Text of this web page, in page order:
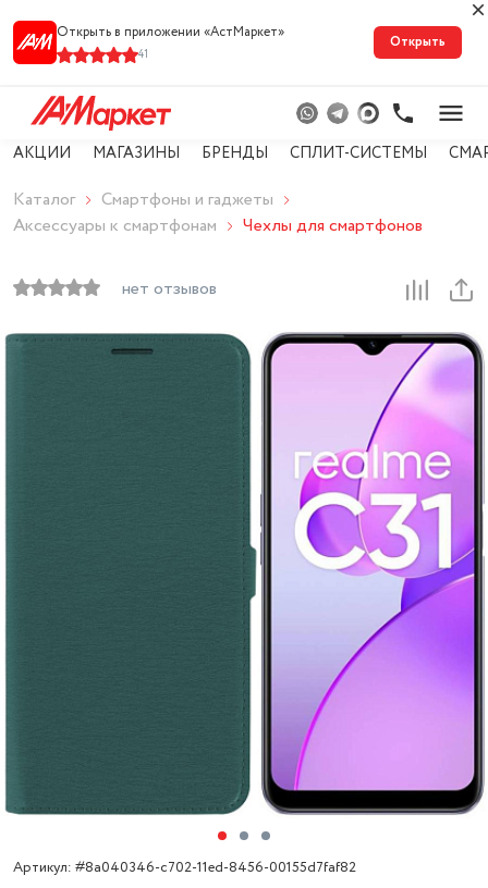
Открыть в приложении «АстМарке‪т‬»
41
Открыть
АКЦИИ МАГАЗИНЫ БРЕНДЫ СПЛИТ-СИСТЕМЫ
Каталог
Смартфоны и гаджеты
Аксессуары к смартфонам
Чехлы для смартфонов
нет отзывов
Артикул: #8a040346-c702-11ed-8456-00155d7faf82